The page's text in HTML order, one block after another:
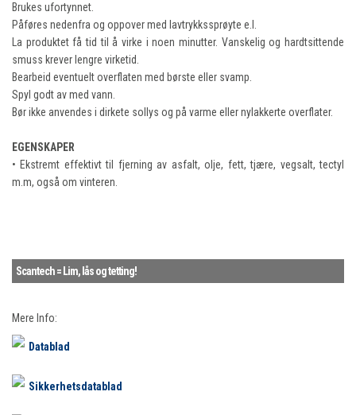
Brukes ufortynnet.
Påføres nedenfra og oppover med lavtrykkssprøyte e.l.
La produktet få tid til å virke i noen minutter. Vanskelig og hardtsittende
smuss krever lengre virketid.
Bearbeid eventuelt overflaten med børste eller svamp.
Spyl godt av med vann.
Bør ikke anvendes i dirkete sollys og på varme eller nylakkerte overflater.
EGENSKAPER
• Ekstremt effektivt til fjerning av asfalt, olje, fett, tjære, vegsalt, tectyl
m.m, også om vinteren.
Scantech = Lim, lås og tetting!
Mere Info:
Datablad
Sikkerhetsdatablad